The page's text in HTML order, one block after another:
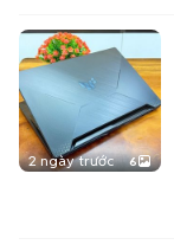
2 ngày trước 6